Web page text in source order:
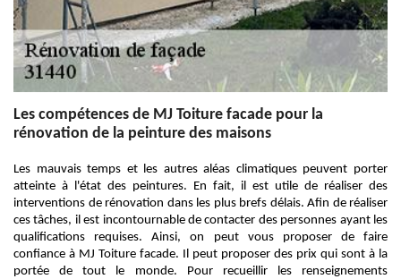
Les compétences de MJ Toiture facade pour la
rénovation de la peinture des maisons
Les mauvais temps et les autres aléas climatiques peuvent porter
atteinte à l'état des peintures. En fait, il est utile de réaliser des
interventions de rénovation dans les plus brefs délais. Afin de réaliser
ces tâches, il est incontournable de contacter des personnes ayant les
qualifications requises. Ainsi, on peut vous proposer de faire
confiance à MJ Toiture facade. Il peut proposer des prix qui sont à la
portée de tout le monde. Pour recueillir les renseignements